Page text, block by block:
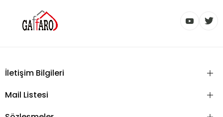
İletişim Bilgileri
Mail Listesi